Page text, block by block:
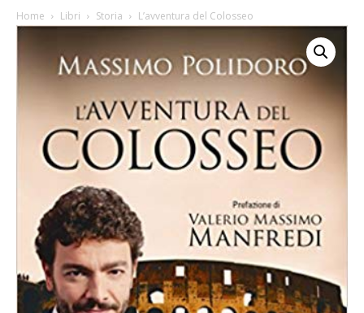
Home Libri Storia L’avventura del Colosseo